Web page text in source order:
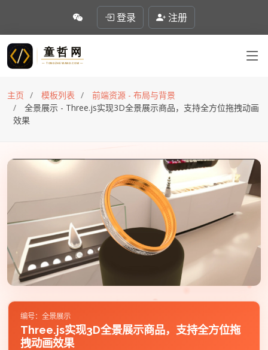
登录 注册
主页 模板列表
前端资源 - 布局与背景
全景展示 - Three.js实现3D全景展示商品，支持全方位拖拽动画
效果
编号：全景展示
Three.js实现3D全景展示商品，支持全方位拖
拽动画效果